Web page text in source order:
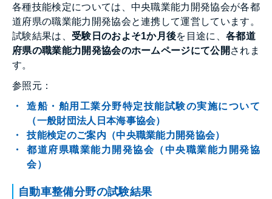
各種技能検定については、中央職業能力開発協会が各都
道府県の職業能力開発協会と連携して運営しています。
試験結果は、 受験日のおよそ1か月後を目途に、各都道
府県の職業能力開発協会のホームページにて公開 されま
す。
参照元：
造船・舶用工業分野特定技能試験の実施について
（一般財団法人日本海事協会）
技能検定のご案内（中央職業能力開発協会）
都道府県職業能力開発協会（中央職業能力開発協
会）
自動車整備分野の試験結果